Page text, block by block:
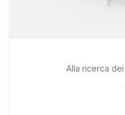
Alla ricerca